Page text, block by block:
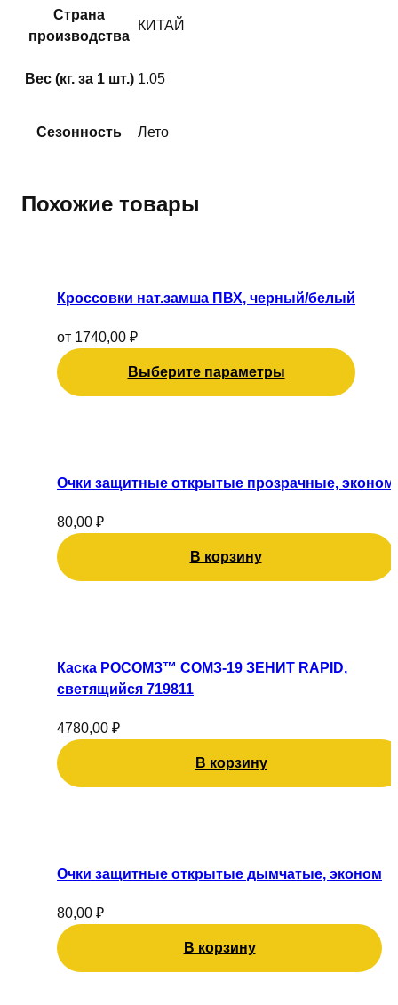
Страна
производства
КИТАЙ
Вес (кг. за 1 шт.) 1.05
Сезонность Лето
Похожие товары
Кроссовки нат.замша ПВХ, черный/белый
от 1740,00 ₽
Выберите параметры
имеет
вариаций.
Опции
можно
выбрать
Очки защитные открытые прозрачные, эконом
80,00 ₽
В корзину
Каска РОСОМЗ™ СОМЗ-19 ЗЕНИТ RAPID,
светящийся 719811
4780,00 ₽
В корзину
Очки защитные открытые дымчатые, эконом
80,00 ₽
В корзину